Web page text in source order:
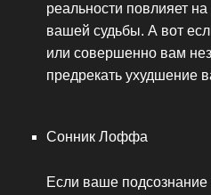
реальности повлияет
вашей судьбы. А вот
или совершенно вам
предрекать ухудшение
Сонник Лоффа
Если ваше подсознание